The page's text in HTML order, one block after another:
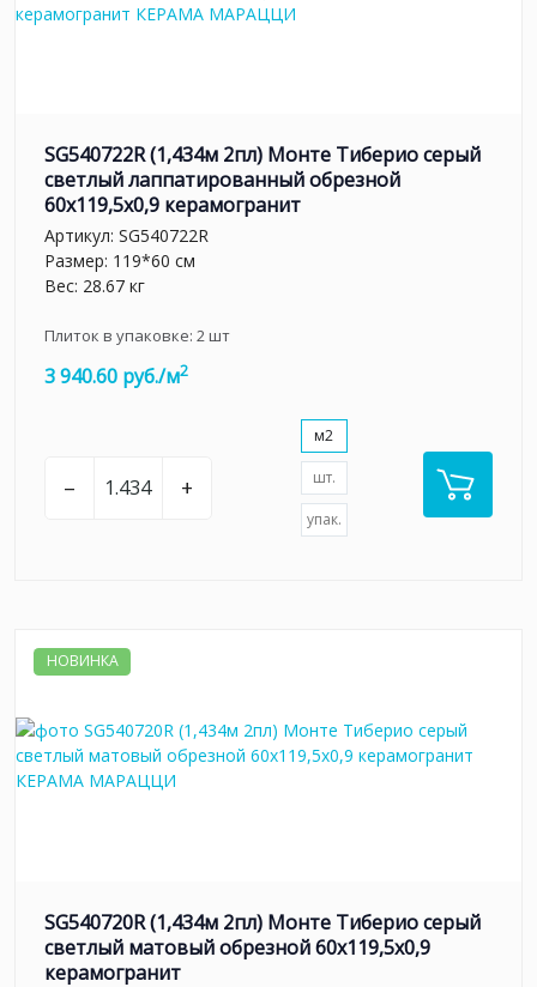
SG540722R (1,434м 2пл) Монте Тиберио серый
светлый лаппатированный обрезной
60x119,5x0,9 керамогранит
Артикул: SG540722R
Размер: 119*60 см
Вес: 28.67 кг
Плиток в упаковке: 2шт
3 940.60 руб./м2
– +
м2
шт.
упак.
НОВИНКА
SG540720R (1,434м 2пл) Монте Тиберио серый
светлый матовый обрезной 60x119,5x0,9
керамогранит